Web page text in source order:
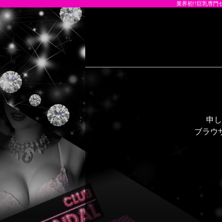
業界初!!巨乳専門
申
ブラウ